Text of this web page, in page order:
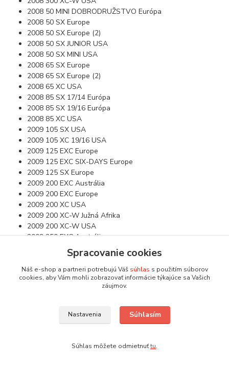
2008 50 MINI DOBRODRUŽSTVO Európa
2008 50 SX Europe
2008 50 SX Europe (2)
2008 50 SX JUNIOR USA
2008 50 SX MINI USA
2008 65 SX Europe
2008 65 SX Europe (2)
2008 65 XC USA
2008 85 SX 17/14 Európa
2008 85 SX 19/16 Európa
2008 85 XC USA
2009 105 SX USA
2009 105 XC 19/16 USA
2009 125 EXC Europe
2009 125 EXC SIX-DAYS Europe
2009 125 SX Europe
2009 200 EXC Austrália
2009 200 EXC Europe
2009 200 XC USA
2009 200 XC-W Južná Afrika
2009 200 XC-W USA
2009 250 EXC Austrália
2009 250 EXC SIX-DAYS Europe
2009 250 SX Europe
2009 250 XC USA
2009 250 XC-W Južná Afrika
2009 300 EXC Europe
2009 300 EXC SIX-DAYS Europe
2009 300 XC-W Južná Afrika
Spracovanie cookies
Náš e-shop a partneri potrebujú Váš súhlas s použitím súborov
cookies, aby Vám mohli zobrazovať informácie týkajúce sa Vašich
záujmov.
Nastavenia Súhlasím
Súhlas môžete odmietnuťtu.